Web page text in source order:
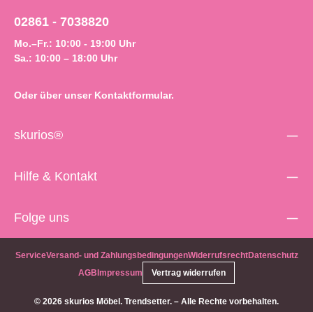
02861 - 7038820
Mo.–Fr.: 10:00 - 19:00 Uhr
Sa.: 10:00 – 18:00 Uhr
Oder über unser Kontaktformular.
skurios®
Hilfe & Kontakt
Folge uns
© 2026 skurios Möbel. Trendsetter. – Alle Rechte vorbehalten.
ServiceVersand- und ZahlungsbedingungenWiderrufsrechtDatenschutz
AGB Impressum Vertrag widerrufen